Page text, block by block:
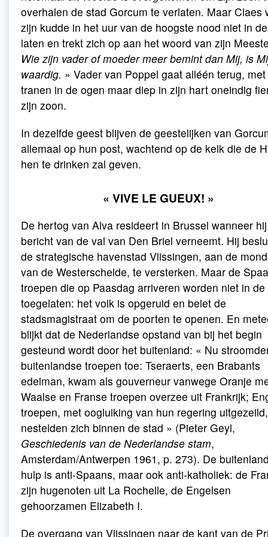
overhalen de stad Gorcum te verlaten. Maar Claes
zijn kudde in het uur van de hoogste nood niet in
laten en trekt zich op aan het woord van zijn
Wie zijn vader of moeder meer bemint dan Mij, is
waardig. » Vader van Poppel gaat alléén terug, met
tranen in de ogen maar diep in zijn hart oneindig
zijn zoon.
In dezelfde geest blijven de geestelijken van
allemaal op hun post, wachtend op de kelk die de
hen te drinken zal geven.
« VIVE LE GUEUX! »
De hertog van Alva resideert in Brussel wanneer
bericht van de val van Den Briel verneemt. Hij
de strategische havenstad Vlissingen, aan de
van de Westerschelde, te versterken. Maar de
troepen die op Paasdag arriveren worden niet in
toegelaten: het volk is opgeruid en belet de
stadsmagistraat om de poorten te openen. En
blijkt dat de Nederlandse opstand van bij het begin
gesteund wordt door het buitenland: « Nu
buitenlandse troepen toe: Tseraerts, een Brabants
edelman, kwam als gouverneur vanwege Oranje
Waalse en Franse troepen overzee uit Frankrijk;
troepen, met oogluiking van hun regering uitgezeild,
nestelden zich binnen de stad » (Pieter Geyl,
Geschiedenis van de Nederlandse stam,
Amsterdam/Antwerpen 1961, p. 273). De
hulp is anti-Spaans, maar ook anti-katholiek: de
zijn hugenoten uit La Rochelle, de Engelsen
gehoorzamen Elizabeth I.
De overgang van Vlissingen naar de kant van de